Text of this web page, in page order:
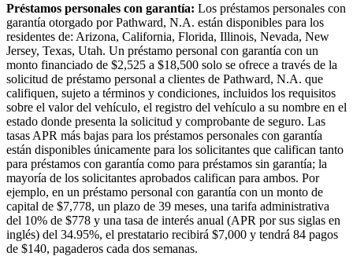
Préstamos personales con garantía: Los préstamos personales con
garantía otorgado por Pathward, N.A. están disponibles para los
residentes de: Arizona, California, Florida, Illinois, Nevada, New
Jersey, Texas, Utah. Un préstamo personal con garantía con un
monto financiado de $2,525 a $18,500 solo se ofrece a través de la
solicitud de préstamo personal a clientes de Pathward, N.A. que
califiquen, sujeto a términos y condiciones, incluidos los requisitos
sobre el valor del vehículo, el registro del vehículo a su nombre en el
estado donde presenta la solicitud y comprobante de seguro. Las
tasas APR más bajas para los préstamos personales con garantía
están disponibles únicamente para los solicitantes que califican tanto
para préstamos con garantía como para préstamos sin garantía; la
mayoría de los solicitantes aprobados califican para ambos. Por
ejemplo, en un préstamo personal con garantía con un monto de
capital de $7,778, un plazo de 39 meses, una tarifa administrativa
del 10% de $778 y una tasa de interés anual (APR por sus siglas en
inglés) del 34.95%, el prestatario recibirá $7,000 y tendrá 84 pagos
de $140, pagaderos cada dos semanas.